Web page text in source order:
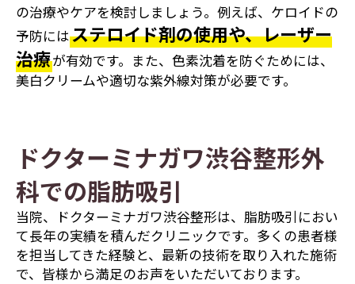
の治療やケアを検討しましょう。例えば、ケロイドの
予防にはステロイド剤の使用や、レーザー
治療が有効です。また、色素沈着を防ぐためには、
美白クリームや適切な紫外線対策が必要です。
ドクターミナガワ渋谷整形外
科での脂肪吸引
当院、ドクターミナガワ渋谷整形は、脂肪吸引におい
て長年の実績を積んだクリニックです。多くの患者様
を担当してきた経験と、最新の技術を取り入れた施術
で、皆様から満足のお声をいただいております。